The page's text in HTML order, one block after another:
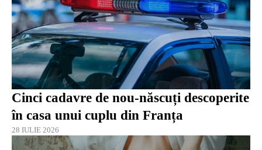
Cinci cadavre de nou-născuți descoperite
în casa unui cuplu din Franța
28 IULIE 2026